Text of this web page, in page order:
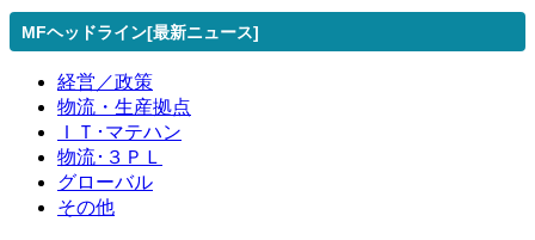
MFヘッドライン[最新ニュース]
経営／政策
物流・生産拠点
ＩＴ･マテハン
物流･３ＰＬ
グローバル
その他